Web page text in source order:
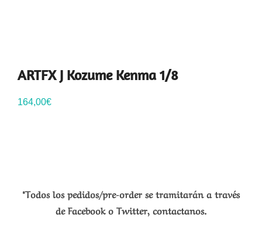
ARTFX J Kozume Kenma 1/8
164,00€
*Todos los pedidos/pre-order se tramitarán a través
de Facebook o Twitter, contactanos.